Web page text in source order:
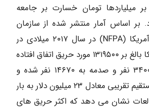
میلیاردها تومان خسارت بر جامعه
اساس آمار منتشر شده از سازمان
حفاظت حریق آمریکا (NFPA) در سال ۲۰۱۷ میلادی در
ایالت های آمریکا بالغ بر ۱۳۱۹۵۰۰ مورد حریق اتفاق افتاده
که سبب مرگ ۳۴۰۰ نفر و صدمه به ۱۴۶۷۰ نفر شده و
خسارت مالی مستقیم تقریبی معادل ۲۳ میلیون دلار به بار
نشان می دهد که اکثر حریق های